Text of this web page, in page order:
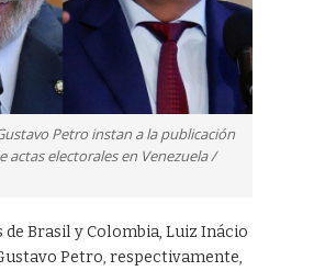
Petro instan a la publicación
actas electorales en Venezuela /
de Brasil y Colombia, Luiz Inácio
Petro, respectivamente,